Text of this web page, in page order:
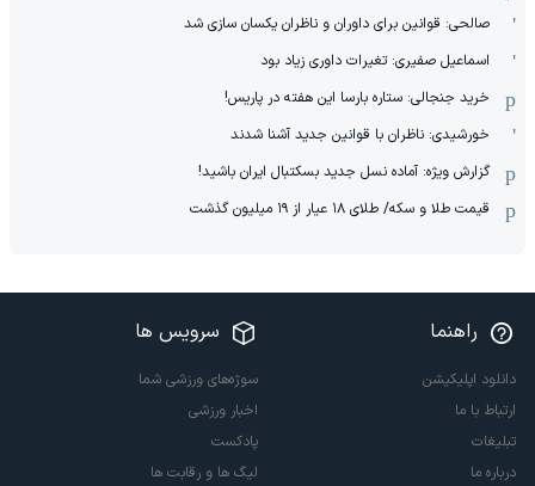
صالحی: قوانین برای داوران و ناظران یکسان سازی شد
اسماعیل صفیری: تغیرات داوری زیاد بود
خرید جنجالی: ستاره بارسا این هفته در پاریس!
خورشیدی: ناظران با قوانین جدید آشنا شدند
گزارش ویژه‌: آماده نسل جدید بسکتبال ایران باشید!
قیمت طلا و سکه/ طلای ۱۸ عیار از ۱۹ میلیون گذشت
راهنما
دانلود اپلیکیشن
ارتباط با ما
تبلیغات
درباره ما
سرویس ها
سوژه‌های ورزشی شما
اخبار ورزشی
پادکست
لیگ ها و رقابت ها